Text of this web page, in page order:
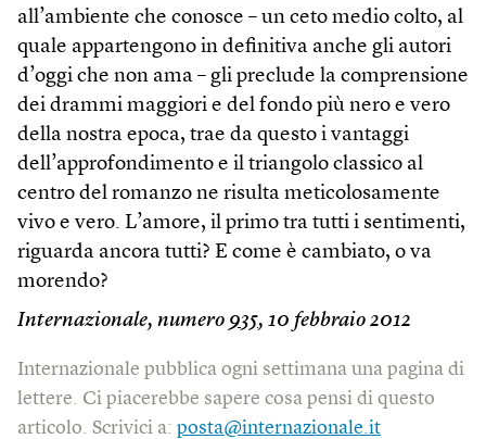
all’ambiente che conosce – un ceto medio colto, al
quale appartengono in definitiva anche gli autori
d’oggi che non ama – gli preclude la comprensione
dei drammi maggiori e del fondo più nero e vero
della nostra epoca, trae da questo i vantaggi
dell’approfondimento e il triangolo classico al
centro del romanzo ne risulta meticolosamente
vivo e vero. L’amore, il primo tra tutti i sentimenti,
riguarda ancora tutti? E come è cambiato, o va
morendo?
Internazionale, numero 935, 10 febbraio 2012
Internazionale pubblica ogni settimana una pagina di
lettere. Ci piacerebbe sapere cosa pensi di questo
articolo. Scrivici a: posta@internazionale.it